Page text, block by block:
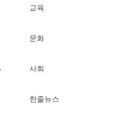
교육
문화
사회
한줄뉴스